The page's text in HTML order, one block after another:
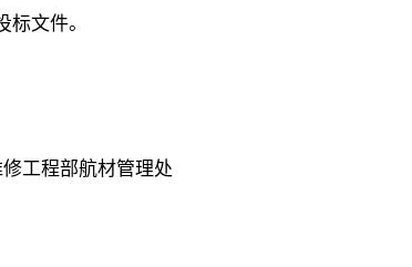
文件。
工程部航材管理处